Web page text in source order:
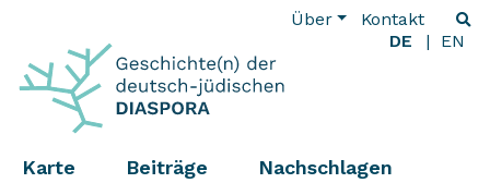
Über
Kontakt
DE
EN
Karte Beiträge Nachschlagen